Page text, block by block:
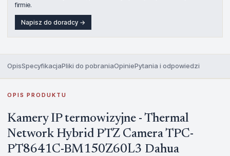
firmie.
Napisz do doradcy →
OpisSpecyfikacjaPliki do pobraniaOpiniePytania i odpowiedzi
OPIS PRODUKTU
Kamery IP termowizyjne - Thermal
Network Hybrid PTZ Camera TPC-
PT8641C-BM150Z60L3 Dahua